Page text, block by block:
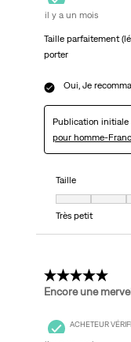
il y a un mois
Taille parfaitement
porter
Oui, Je
Publication initiale
pour homme-
Taille
Taille, 4 sur 7, où 1
Très petit
5 étoile(s) sur 5.
Encore une
ACHETEUR